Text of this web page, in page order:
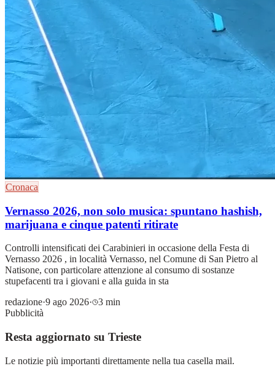
Cronaca
Vernasso 2026, non solo musica: spuntano hashish,
marijuana e cinque patenti ritirate
Controlli intensificati dei Carabinieri in occasione della Festa di
Vernasso 2026 , in località Vernasso, nel Comune di San Pietro al
Natisone, con particolare attenzione al consumo di sostanze
stupefacenti tra i giovani e alla guida in sta
redazione·9 ago 2026·
3 min
Pubblicità
Resta aggiornato su Trieste
Le notizie più importanti direttamente nella tua casella mail.